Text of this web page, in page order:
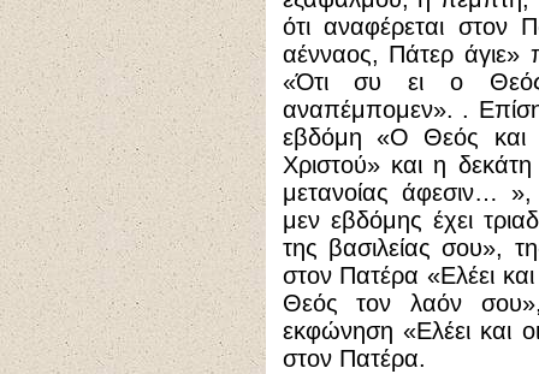
ότι αναφέρεται
αένναος, Πάτερ άγιε»
«Ότι συ ει ο
αναπέμπομεν». .
εβδόμη «Ο Θεός και
Χριστού» και η
μετανοίας άφεσιν…
μεν εβδόμης έχει
της βασιλείας σου»,
στον Πατέρα «Ελέει
Θεός τον λαόν
εκφώνηση «Ελέει και
στον Πατέρα.